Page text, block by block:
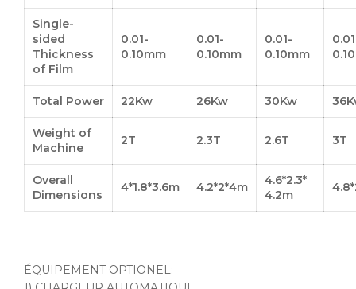
Single-
sided
Thickness
of Film
0.01-
0.10mm
0.01-
0.10mm
0.01-
0.10mm
Total Power 22Kw 26Kw 30Kw
Weight of
Machine
2T 2.3T 2.6T 3T
Overall
Dimensions
4*1.8*3.6m 4.2*2*4m
4.6*2.3*
4.2m
ÉQUIPEMENT OPTIONEL: